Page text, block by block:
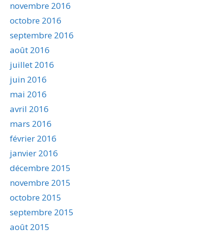
novembre 2016
octobre 2016
septembre 2016
août 2016
juillet 2016
juin 2016
mai 2016
avril 2016
mars 2016
février 2016
janvier 2016
décembre 2015
novembre 2015
octobre 2015
septembre 2015
août 2015